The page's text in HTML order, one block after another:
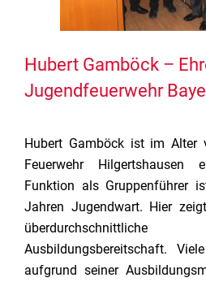
Hubert Gamböck –
Jugendfeuerwehr
Hubert Gamböck ist im Alter
Feuerwehr Hilgertshausen
Funktion als Gruppenführer
Jahren Jugendwart. Hier
Ausbildungsbereitschaft.
aufgrund seiner